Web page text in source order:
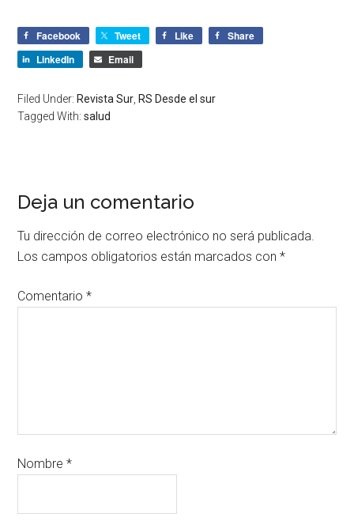
Facebook Tweet Like
Share
LinkedIn
Email
Filed Under: Revista Sur RS Desde el sur
Tagged With:salud
Deja un comentario
Tu dirección de correo electrónico no será publicada.
Los campos obligatorios están marcados con*
Comentario*
Nombre*